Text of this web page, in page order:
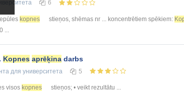
6
kopnes stieņos, shēmas nr ... koncentrētiem spēkiem:
...
Kopnes aprēķina darbs
для университета 5
visos kopnes stieņos; • veikt rezultātu ...